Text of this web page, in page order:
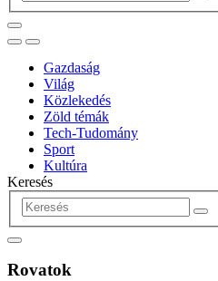
Gazdaság
Világ
Közlekedés
Zöld témák
Tech-Tudomány
Sport
Kultúra
Keresés
Rovatok